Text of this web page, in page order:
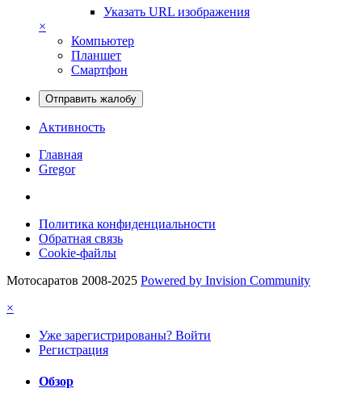
Указать URL изображения
×
Компьютер
Планшет
Смартфон
Отправить жалобу
Активность
Главная
Gregor
Политика конфиденциальности
Обратная связь
Cookie-файлы
Мотосаратов 2008-2025 Powered by Invision Community
×
Уже зарегистрированы? Войти
Регистрация
Обзор